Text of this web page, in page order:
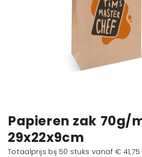
Papieren zak 70g/
29x22x9cm
Totaalprijs bij 50 stuks vanaf € 41,75